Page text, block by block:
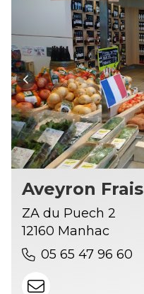
Aveyron Frais
ZA du Puech 2
12160 Manhac
05 65 47 96 60